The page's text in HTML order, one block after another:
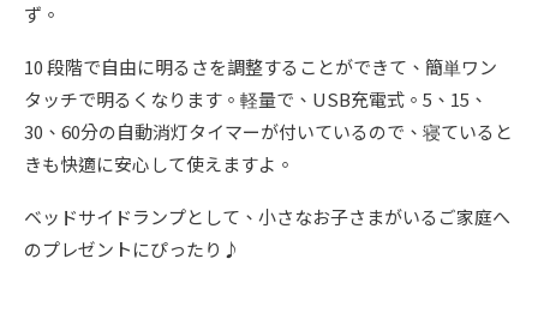
ず。
10 段階で自由に明るさを調整することができて、簡単ワン
タッチで明るくなります。軽量で、USB充電式。5、15、
30、60分の自動消灯タイマーが付いているので、寝ていると
きも快適に安心して使えますよ。
ベッドサイドランプとして、小さなお子さまがいるご家庭へ
のプレゼントにぴったり♪